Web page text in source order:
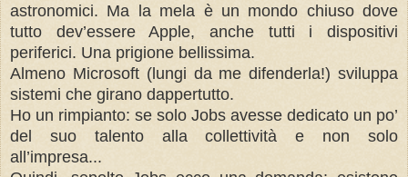
astronomici. Ma la mela è un mondo chiuso dove
tutto dev’essere Apple, anche tutti i dispositivi
periferici. Una prigione bellissima.
Almeno Microsoft (lungi da me difenderla!) sviluppa
sistemi che girano dappertutto.
Ho un rimpianto: se solo Jobs avesse dedicato un po’
del suo talento alla collettività e non solo
all’impresa...